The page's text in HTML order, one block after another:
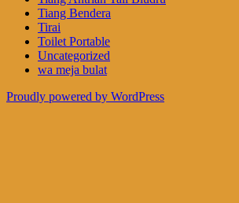
Tiang Bendera
Tirai
Toilet Portable
Uncategorized
wa meja bulat
Proudly powered by WordPress